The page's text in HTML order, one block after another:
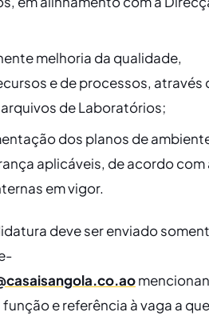
melhoria da qualidade,
e de processos, através
de Laboratórios;
dos planos de
aplicáveis, de acordo com
em vigor.
deve ser enviado
e referência à vaga a